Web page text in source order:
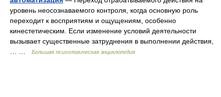
уровень неосознаваемого контроля, когда основную роль
переходит к восприятиям и ощущениям, особенно
кинестетическим. Если изменение условий деятельности
вызывает существенные затруднения в выполнении действия,
Большая психологическая энциклопедия